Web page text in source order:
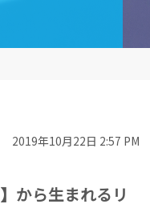
2019年10月22日 2:57 PM
から生まれるリ